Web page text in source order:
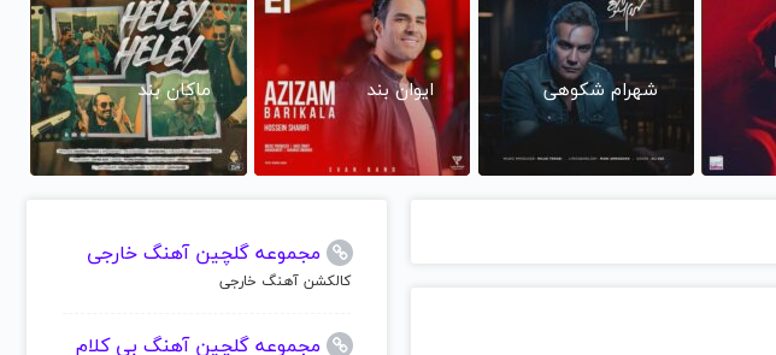
شهرام شکوهی ایوان بند ماکان بند
مجموعه گلچین آهنگ خارجی
کالکشن آهنگ خارجی
مجموعه گلچین آهنگ بی کلام